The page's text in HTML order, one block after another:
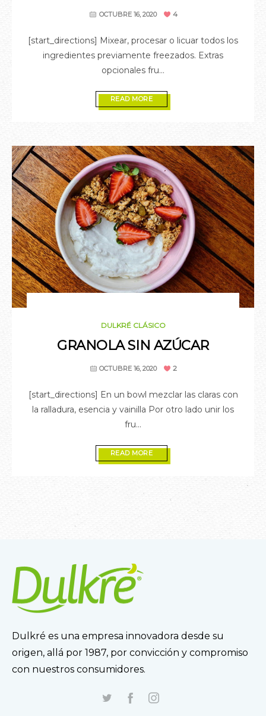
OCTUBRE 16, 2020 4
[start_directions] Mixear, procesar o licuar todos los
ingredientes previamente freezados. Extras
opcionales fru...
READ MORE
DULKRÉ CLÁSICO
GRANOLA SIN AZÚCAR
OCTUBRE 16, 2020 2
[start_directions] En un bowl mezclar las claras con
la ralladura, esencia y vainilla Por otro lado unir los
fru...
READ MORE
Dulkré es una empresa innovadora desde su
origen, allá por 1987, por convicción y compromiso
con nuestros consumidores.